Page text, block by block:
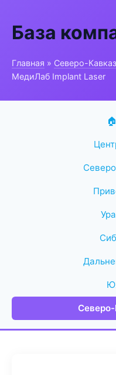
База
Главная » Северо-
МедиЛаб Implant Laser